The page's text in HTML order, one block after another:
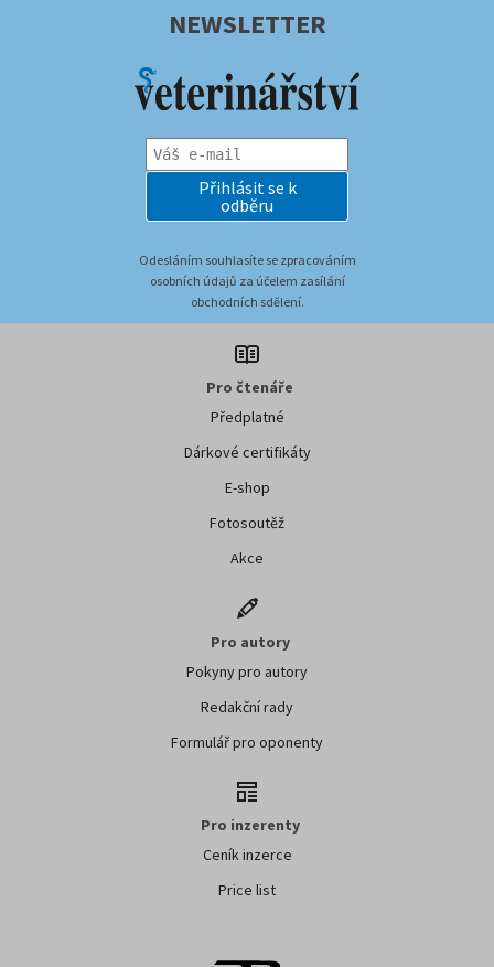
NEWSLETTER
Přihlásit se k
odběru
Odesláním souhlasíte se zpracováním
osobních údajů za účelem zasílání
obchodních sdělení.
Pro čtenáře
Předplatné
Dárkové certifikáty
E-shop
Fotosoutěž
Akce
Pro autory
Pokyny pro autory
Redakční rady
Formulář pro oponenty
Pro inzerenty
Ceník inzerce
Price list